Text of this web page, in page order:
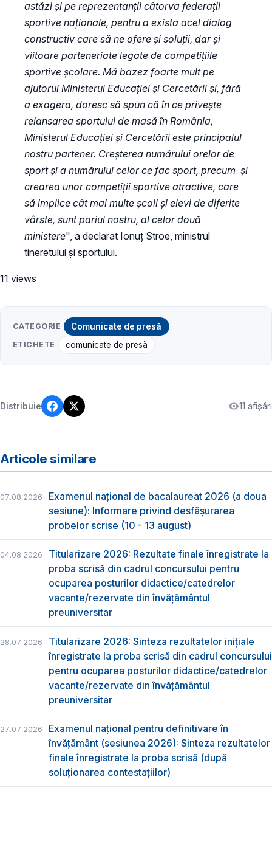
astăzi și pe reprezentanții câtorva federații
sportive naționale, pentru a exista acel dialog
constructiv care să ne ofere și soluții, dar și
viitoare parteneriate legate de competițiile
sportive școlare. Mă bazez foarte mult pe
ajutorul Ministerul Educației și Cercetării și, fără
a exagera, doresc să spun că în ce privește
relansarea sportului de masă în România,
Ministerul Educației și Cercetării este principalul
nostru partener. Creșterea numărului orelor de
sport și a numărului celor ce fac sport, precum și
crearea unor competiții sportive atractive, care
să implice cât mai multe școli și elevi de diferite
vârste, sunt pariul nostru, al celor două
ministere", a declarat Ionuț Stroe, ministrul
tineretului și sportului.
11 views
CATEGORIE Comunicate de presă
ETICHETE comunicate de presă
Distribuie 11 afișări
Articole similare
07.08.2026
Examenul național de bacalaureat 2026 (a doua
sesiune): Informare privind desfășurarea
probelor scrise (10 - 13 august)
04.08.2026
Titularizare 2026: Rezultate finale înregistrate la
proba scrisă din cadrul concursului pentru
ocuparea posturilor didactice/catedrelor
vacante/rezervate din învăţământul
preuniversitar
28.07.2026
Titularizare 2026: Sinteza rezultatelor inițiale
înregistrate la proba scrisă din cadrul concursului
pentru ocuparea posturilor didactice/catedrelor
vacante/rezervate din învăţământul
preuniversitar
27.07.2026
Examenul național pentru definitivare în
învățământ (sesiunea 2026): Sinteza rezultatelor
finale înregistrate la proba scrisă (după
soluționarea contestațiilor)